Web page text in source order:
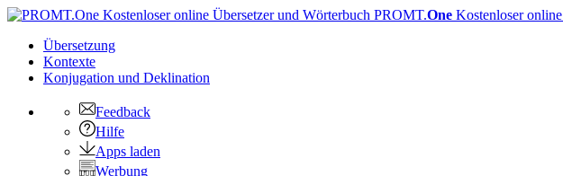
PROMT.One Kostenloser
Übersetzung
Kontexte
Konjugation und Deklination
Feedback
Hilfe
Apps laden
Werbung